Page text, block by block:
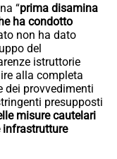
“prima disamina
ha condotto
non ha dato
del
istruttorie
alla completa
dei provvedimenti
presupposti
misure cautelari
infrastrutture